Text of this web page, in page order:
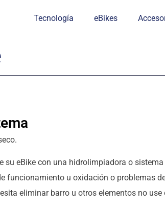
Tecnología eBikes
su eBike con una hidrolimpiadora o
funcionamiento u oxidación o problemas
eliminar barro u otros elementos no